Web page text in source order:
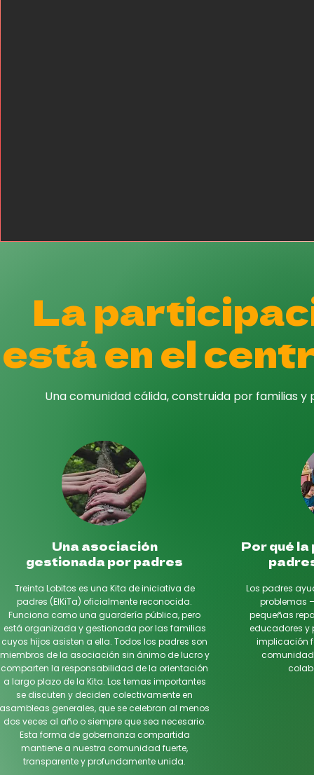
La
está en el
Una comunidad cálida, construida por familias
Una asociación
gestionada por padres
Treinta Lobitos es una Kita de iniciativa de
padres (ElKiTa) oficialmente reconocida.
Funciona como una guardería pública, pero
está organizada y gestionada por las familias
cuyos hijos asisten a ella. Todos los padres son
miembros de la asociación sin ánimo de lucro y
comparten la responsabilidad de la orientación
a largo plazo de la Kita. Los temas importantes
se discuten y deciden colectivamente en
asambleas generales, que se celebran al menos
dos veces al año o siempre que sea necesario.
Esta forma de gobernanza compartida
mantiene a nuestra comunidad fuerte,
transparente y profundamente unida.
Por qué
Los padres
problemas
pequeñas
educadores y
implicación
comunidad